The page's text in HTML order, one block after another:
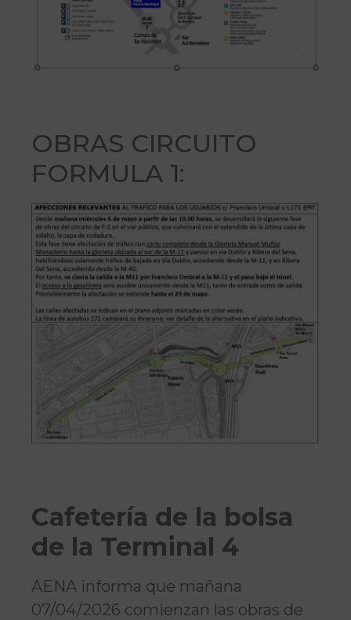
OBRAS CIRCUITO
FORMULA 1:
Cafetería de la bolsa
de la Terminal 4
AENA informa que mañana
07/04/2026 comienzan las obras de